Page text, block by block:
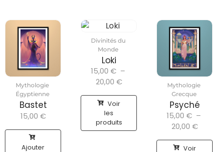
Mythologie
Égyptienne
Bastet
15,00 €
Ajouter
Divinités du
Monde
Loki
15,00 € –
20,00 €
Voir
les
produits
Mythologie
Grecque
Psyché
15,00 € –
20,00 €
Voir